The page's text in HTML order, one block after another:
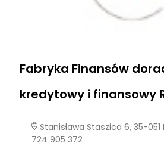
Fabryka Finansów
kredytowy i finansowy
Stanisława Staszica 6, 35-051
724 905 372